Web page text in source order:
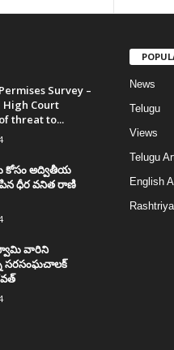
Survey –
Court
threat to...
అద్వితీయ
ధీర వనిత రాణి
వారిని
సరసంఘచాలక్
News
Telugu
Views
Telugu
English